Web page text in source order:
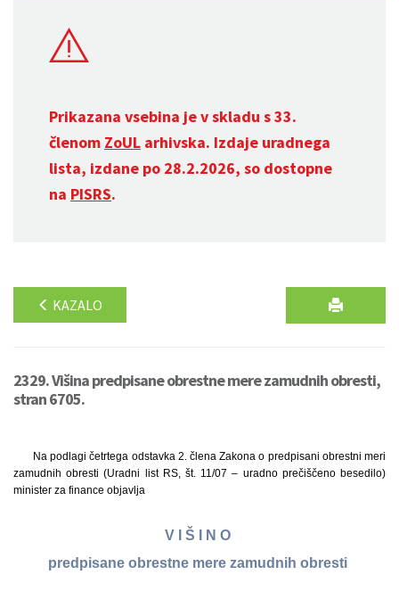
Prikazana vsebina je v skladu s 33.
členom ZoUL arhivska. Izdaje uradnega
lista, izdane po 28.2.2026, so dostopne
na PISRS.
KAZALO
2329. Višina predpisane obrestne mere zamudnih obresti,
stran 6705.
Na podlagi četrtega odstavka 2. člena Zakona o predpisani obrestni meri
zamudnih obresti (Uradni list RS, št. 11/07 – uradno prečiščeno besedilo)
minister za finance objavlja
V I Š I N O
predpisane obrestne mere zamudnih obresti